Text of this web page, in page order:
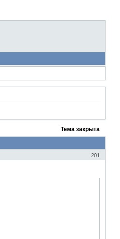
Тема закрыта
201